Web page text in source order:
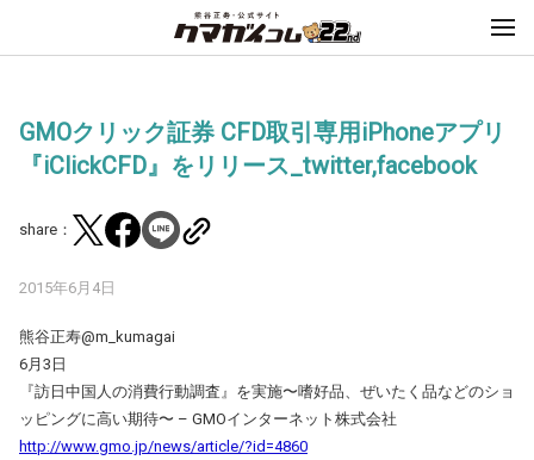
GMOクリック証券 CFD取引専用iPhoneアプリ
『iClickCFD』をリリース_twitter,facebook
share：
2015年6月4日
熊谷正寿‏@m_kumagai
6月3日
『訪日中国人の消費行動調査』を実施〜嗜好品、ぜいたく品などのショ
ッピングに高い期待〜 – GMOインターネット株式会社
http://www.gmo.jp/news/article/?id=4860